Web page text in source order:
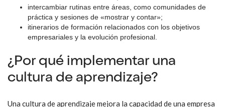
intercambiar rutinas entre áreas, como comunidades de
práctica y sesiones de «mostrar y contar»;
itinerarios de formación relacionados con los objetivos
empresariales y la evolución profesional.
¿Por qué implementar una
cultura de aprendizaje?
Una cultura de aprendizaje mejora la capacidad de una empresa